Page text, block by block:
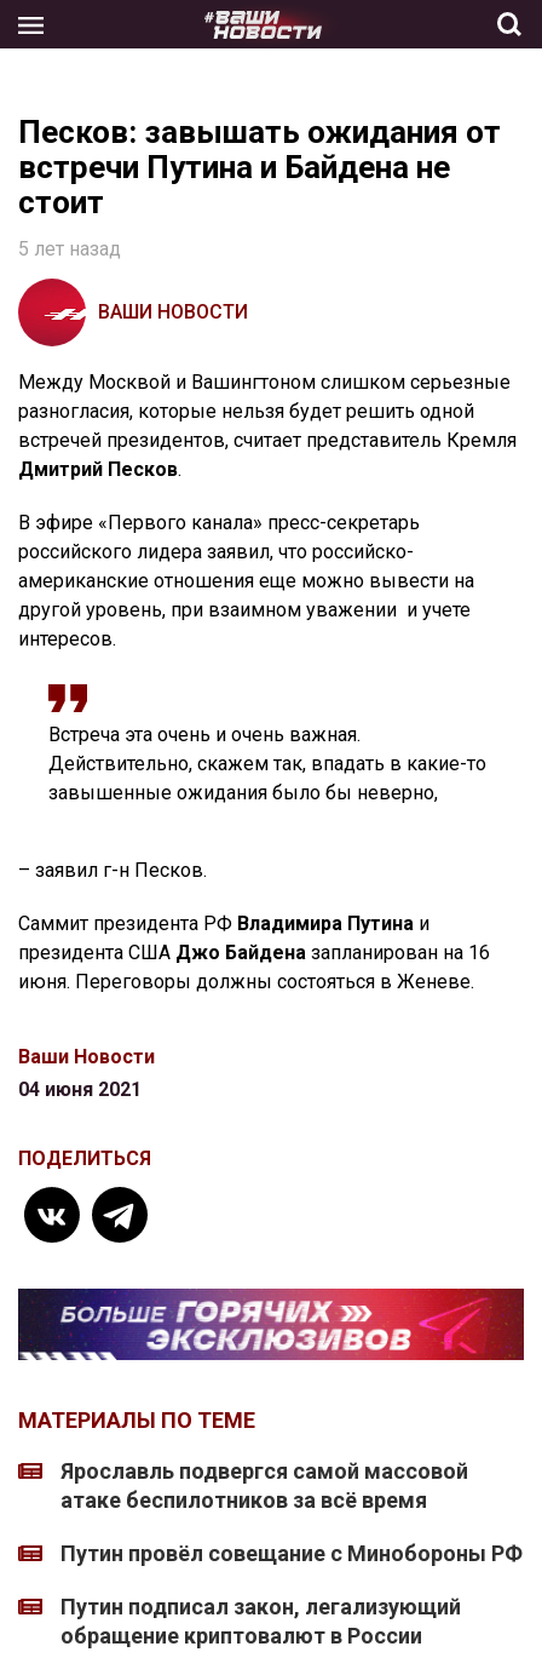
the
Песков: завышать ожидания от
встречи Путина и Байдена не
стоит
5 лет назад
ВАШИ НОВОСТИ
Между Москвой и Вашингтоном слишком серьезные
разногласия, которые нельзя будет решить одной
встречей президентов, считает представитель Кремля
Дмитрий Песков.
В эфире «Первого канала» пресс-секретарь
российского лидера заявил, что российско-
американские отношения еще можно вывести на
другой уровень, при взаимном уважении и учете
интересов.
Встреча эта очень и очень важная.
Действительно, скажем так, впадать в какие-то
завышенные ожидания было бы неверно,
– заявил г-н Песков.
Саммит президента РФ Владимира Путина и
президента США Джо Байдена запланирован на 16
июня. Переговоры должны состояться в Женеве.
Ваши Новости
04 июня 2021
ПОДЕЛИТЬСЯ
МАТЕРИАЛЫ ПО ТЕМЕ
Ярославль подвергся самой массовой
атаке беспилотников за всё время
Путин провёл совещание с Минобороны РФ
Путин подписал закон, легализующий
обращение криптовалют в России